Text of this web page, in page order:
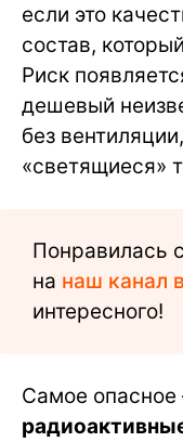
если это
состав,
Риск
дешевый
без
«светящиеся»
Понравилась
на наш канал
интересного!
Самое опасное